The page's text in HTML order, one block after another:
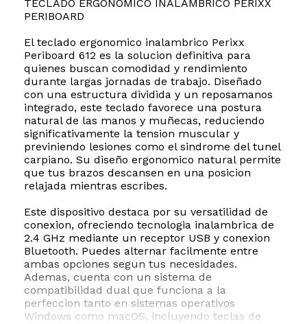
TECLADO ERGONOMICO INALAMBRICO PERIXX
PERIBOARD
El teclado ergonomico inalambrico Perixx
Periboard 612 es la solucion definitiva para
quienes buscan comodidad y rendimiento
durante largas jornadas de trabajo. Diseñado
con una estructura dividida y un reposamanos
integrado, este teclado favorece una postura
natural de las manos y muñecas, reduciendo
significativamente la tension muscular y
previniendo lesiones como el sindrome del tunel
carpiano. Su diseño ergonomico natural permite
que tus brazos descansen en una posicion
relajada mientras escribes.
Este dispositivo destaca por su versatilidad de
conexion, ofreciendo tecnologia inalambrica de
2.4 GHz mediante un receptor USB y conexion
Bluetooth. Puedes alternar facilmente entre
ambas opciones segun tus necesidades.
Ademas, cuenta con un sistema de
compatibilidad dual que funciona a la
perfeccion tanto en sistemas operativos
Windows como macOS, incluyendo teclas de